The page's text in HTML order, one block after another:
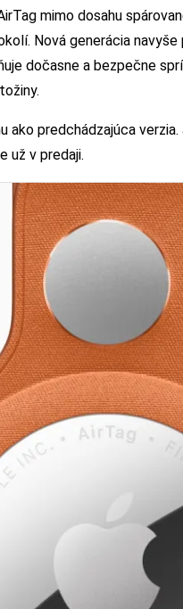
mimo dosahu
Nová generácia
dočasne a bezpečne
ako predchádzajúca
už v predaji.